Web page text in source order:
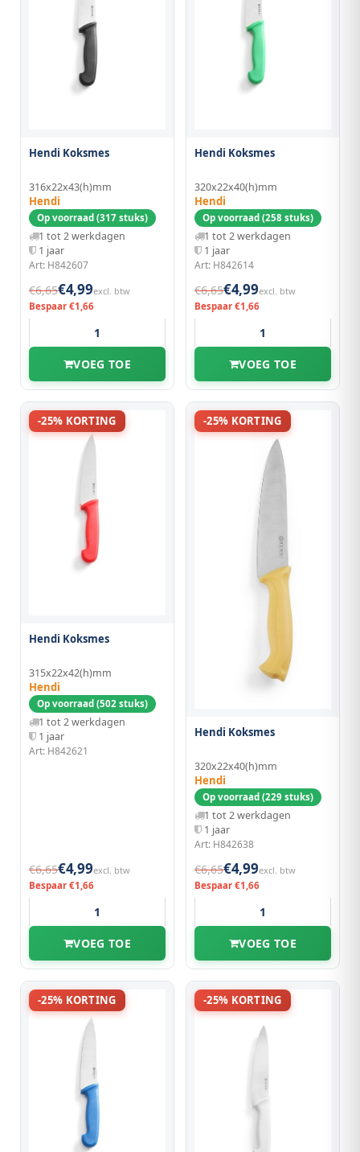
Hendi Koksmes
316x22x43(h)mm
Hendi
Op voorraad (317 stuks)
1 tot 2 werkdagen
1 jaar
Art: H842607
€6,65€4,99excl. btw
Bespaar €1,66
VOEG TOE
Hendi Koksmes
320x22x40(h)mm
Hendi
Op voorraad (258 stuks)
1 tot 2 werkdagen
1 jaar
Art: H842614
€6,65€4,99excl. btw
Bespaar €1,66
VOEG TOE
-25% KORTING
Hendi Koksmes
315x22x42(h)mm
Hendi
Op voorraad (502 stuks)
1 tot 2 werkdagen
1 jaar
Art: H842621
€6,65€4,99excl. btw
Bespaar €1,66
VOEG TOE
-25% KORTING
Hendi Koksmes
320x22x40(h)mm
Hendi
Op voorraad (229 stuks)
1 tot 2 werkdagen
1 jaar
Art: H842638
€6,65€4,99excl. btw
Bespaar €1,66
VOEG TOE
-25% KORTING -25% KORTING